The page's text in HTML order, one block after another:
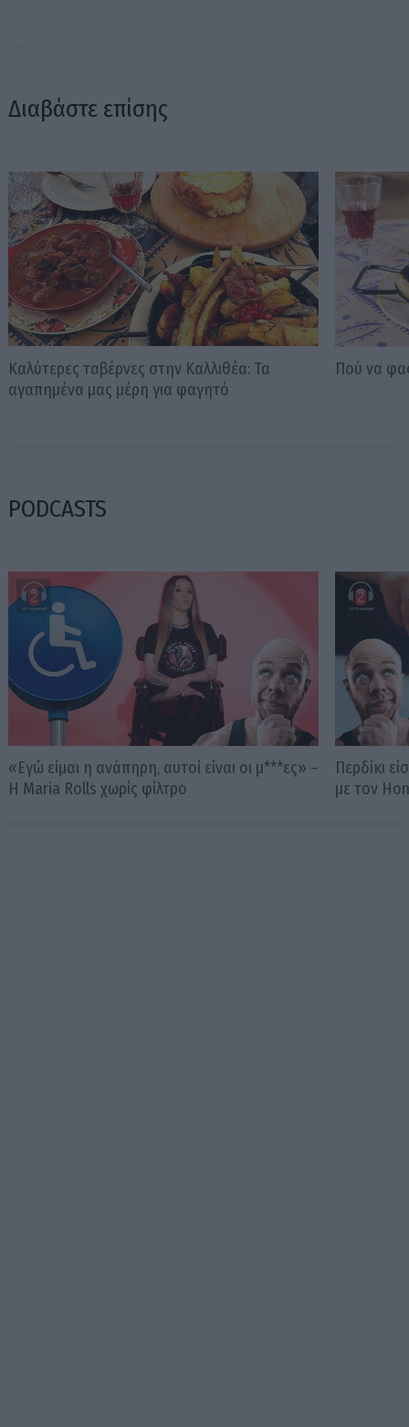
Διαβάστε επίσης
Καλύτερες ταβέρνες στην Καλλιθέα: Τα
αγαπημένα μας μέρη για φαγητό
Πού να
PODCASTS
«Εγώ είμαι η ανάπηρη, αυτοί είναι οι μ***ες» –
Η Maria Rolls χωρίς φίλτρο
Περδίκι
με τον